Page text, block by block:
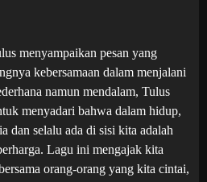
menyampaikan pesan yang
kebersamaan dalam menjalani
namun mendalam, Tulus
menyadari bahwa dalam hidup,
dan selalu ada di sisi kita adalah
Lagu ini mengajak kita
orang-orang yang kita cintai,